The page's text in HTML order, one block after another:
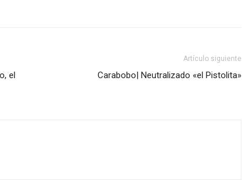
el
Artículo siguiente
Carabobo| Neutralizado «el Pistolita»